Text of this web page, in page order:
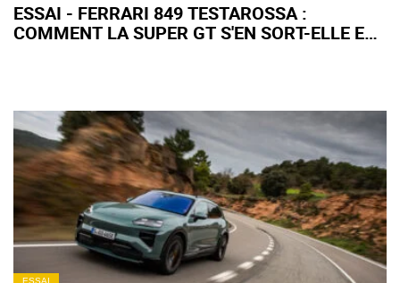
ESSAI - FERRARI 849 TESTAROSSA :
COMMENT LA SUPER GT S'EN SORT-ELLE EN
ESSAI